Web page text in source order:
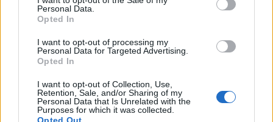
Personal Data.
Opted In
I want to opt-out of processing my
Personal Data for Targeted Advertising.
Opted In
I want to opt-out of Collection, Use,
Retention, Sale, and/or Sharing of my
Personal Data that Is Unrelated with the
Purposes for which it was collected.
Ajánlott bejegyzések:
Esti forduló a tű fokában